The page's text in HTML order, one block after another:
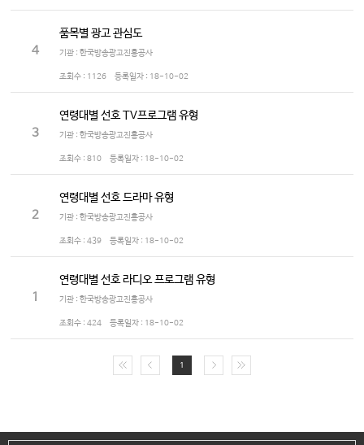
4
품목별 광고 관심도
기관 : 한국방송광고진흥공사
조회수 : 1126 등록일자 : 18-10-02
3
연령대별 선호 TV프로그램 유형
기관 : 한국방송광고진흥공사
조회수 : 810 등록일자 : 18-10-02
2
연령대별 선호 드라마 유형
기관 : 한국방송광고진흥공사
조회수 : 439 등록일자 : 18-10-02
1
연령대별 선호 라디오 프로그램 유형
기관 : 한국방송광고진흥공사
조회수 : 424 등록일자 : 18-10-02
1